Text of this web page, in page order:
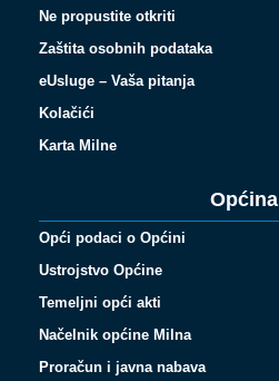
Ne propustite otkriti
Zaštita osobnih podataka
eUsluge – Vaša pitanja
Kolačići
Karta Milne
Općina
Opći podaci o Općini
Ustrojstvo Općine
Temeljni opći akti
Načelnik općine Milna
Proračun i javna nabava